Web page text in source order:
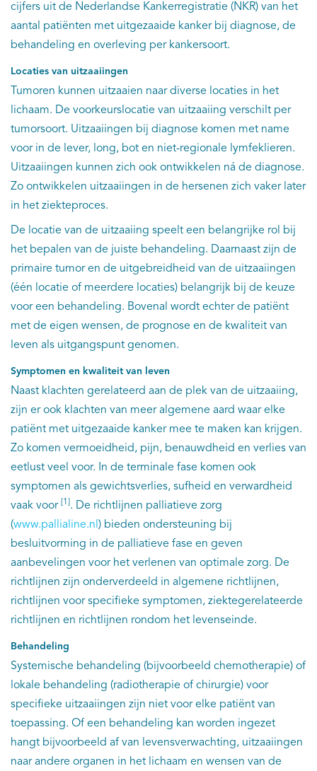
cijfers uit de Nederlandse Kankerregistratie (NKR) van het
aantal patiënten met uitgezaaide kanker bij diagnose, de
behandeling en overleving per kankersoort.
Locaties van uitzaaiingen
Tumoren kunnen uitzaaien naar diverse locaties in het
lichaam. De voorkeurslocatie van uitzaaiing verschilt per
tumorsoort. Uitzaaiingen bij diagnose komen met name
voor in de lever, long, bot en niet-regionale lymfeklieren.
Uitzaaiingen kunnen zich ook ontwikkelen ná de diagnose.
Zo ontwikkelen uitzaaiingen in de hersenen zich vaker later
in het ziekteproces.
De locatie van de uitzaaiing speelt een belangrijke rol bij
het bepalen van de juiste behandeling. Daarnaast zijn de
primaire tumor en de uitgebreidheid van de uitzaaiingen
(één locatie of meerdere locaties) belangrijk bij de keuze
voor een behandeling. Bovenal wordt echter de patiënt
met de eigen wensen, de prognose en de kwaliteit van
leven als uitgangspunt genomen.
Symptomen en kwaliteit van leven
Naast klachten gerelateerd aan de plek van de uitzaaiing,
zijn er ook klachten van meer algemene aard waar elke
patiënt met uitgezaaide kanker mee te maken kan krijgen.
Zo komen vermoeidheid, pijn, benauwdheid en verlies van
eetlust veel voor. In de terminale fase komen ook
symptomen als gewichtsverlies, sufheid en verwardheid
vaak voor [1] . De richtlijnen palliatieve zorg
(www.pallialine.nl ) bieden ondersteuning bij
besluitvorming in de palliatieve fase en geven
aanbevelingen voor het verlenen van optimale zorg. De
richtlijnen zijn onderverdeeld in algemene richtlijnen,
richtlijnen voor specifieke symptomen, ziektegerelateerde
richtlijnen en richtlijnen rondom het levenseinde.
Behandeling
Systemische behandeling (bijvoorbeeld chemotherapie) of
lokale behandeling (radiotherapie of chirurgie) voor
specifieke uitzaaiingen zijn niet voor elke patiënt van
toepassing. Of een behandeling kan worden ingezet
hangt bijvoorbeeld af van levensverwachting, uitzaaiingen
naar andere organen in het lichaam en wensen van de